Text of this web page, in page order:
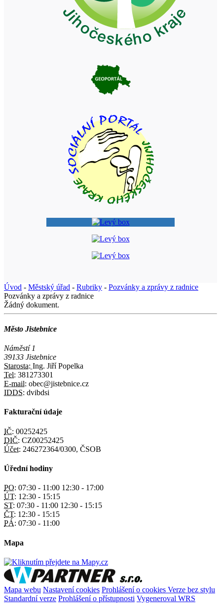
Úvod - Městský úřad - Rubriky - Pozvánky a zprávy z radnice
Pozvánky a zprávy z radnice
Žádný dokument.
Město Jistebnice
Náměstí 1
39133 Jistebnice
Starosta: Ing. Jiří Popelka
Tel: 381273301
E-mail: obec@jistebnice.cz
IDDS: dvibdsi
Fakturační údaje
IČ: 00252425
DIČ: CZ00252425
Účet: 246272364/0300, ČSOB
Úřední hodiny
PO: 07:30 - 11:00 12:30 - 17:00
ÚT: 12:30 - 15:15
ST: 07:30 - 11:00 12:30 - 15:15
ČT: 12:30 - 15:15
PÁ: 07:30 - 11:00
Mapa
Mapa webu Nastavení cookies Prohlášení o cookies Verze bez stylu
Standardní verze Prohlášení o přístupnosti Vygeneroval WRS